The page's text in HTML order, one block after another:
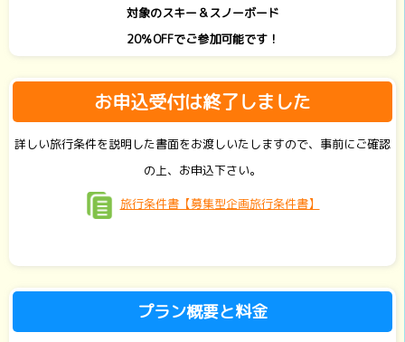
対象のスキー＆スノーボード
20％OFFでご参加可能です！
お申込受付は終了しました
詳しい旅行条件を説明した書面をお渡しいたしますので、事前にご確認
の上、お申込下さい。
旅行条件書【募集型企画旅行条件書】
プラン概要と料金